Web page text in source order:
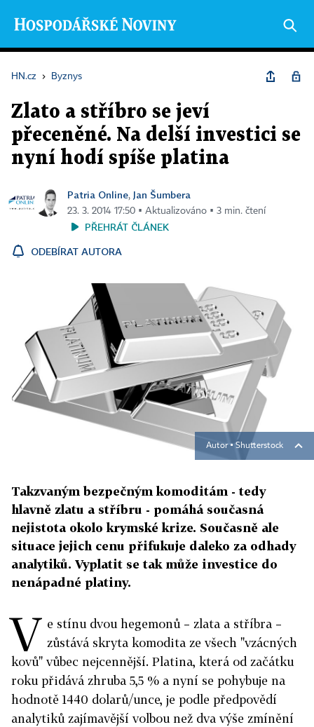
HN.cz › Byznys
Zlato a stříbro se jeví
přeceněné. Na delší investici se
nyní hodí spíše platina
Patria Online, Jan Šumbera
23. 3. 2014 17:50 ▪ Aktualizováno ▪ 3 min. čtení
PŘEHRÁT ČLÁNEK
ODEBÍRAT AUTORA
Autor ▪ Shutterstock
Takzvaným bezpečným komoditám - tedy
hlavně zlatu a stříbru - pomáhá současná
nejistota okolo krymské krize. Současně ale
situace jejich cenu přifukuje daleko za odhady
analytiků. Vyplatit se tak může investice do
nenápadné platiny.
V e stínu dvou hegemonů – zlata a stříbra –
zůstává skryta komodita ze všech "vzácných
kovů" vůbec nejcennější. Platina, která od začátku
roku přidává zhruba 5,5 % a nyní se pohybuje na
hodnotě 1440 dolarů/unce, je podle předpovědí
analytiků zajímavější volbou než dva výše zmínění